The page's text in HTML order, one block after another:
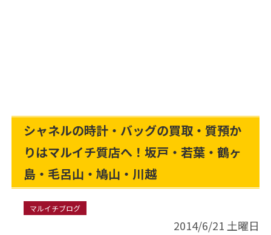
シャネルの時計・バッグの買取・質預か
りはマルイチ質店へ！坂戸・若葉・鶴ヶ
島・毛呂山・鳩山・川越
マルイチブログ
2014/6/21 土曜日